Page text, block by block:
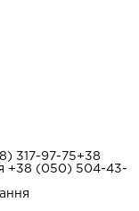
317-97-75+38
+38 (050) 504-43-